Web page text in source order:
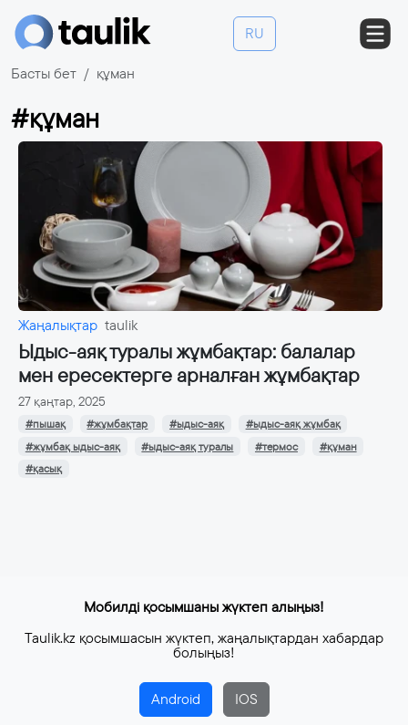
RU
Басты бет құман
#құман
Жаңалықтар taulik
Ыдыс-аяқ туралы жұмбақтар: балалар
мен ересектерге арналған жұмбақтар
27 қаңтар, 2025
#пышақ #жұмбақтар #ыдыс-аяқ
#ыдыс-аяқ жұмбақ
#жұмбақ ыдыс-аяқ
#ыдыс-аяқ туралы #термос
#құман
#қасық
Мобилді қосымшаны жүктеп алыңыз!
Taulik.kz қосымшасын жүктеп, жаңалықтардан хабардар
болыңыз!
Android IOS